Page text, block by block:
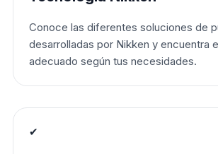
Conoce las diferentes soluciones de
desarrolladas por Nikken y encuentra
adecuado según tus necesidades.
✔